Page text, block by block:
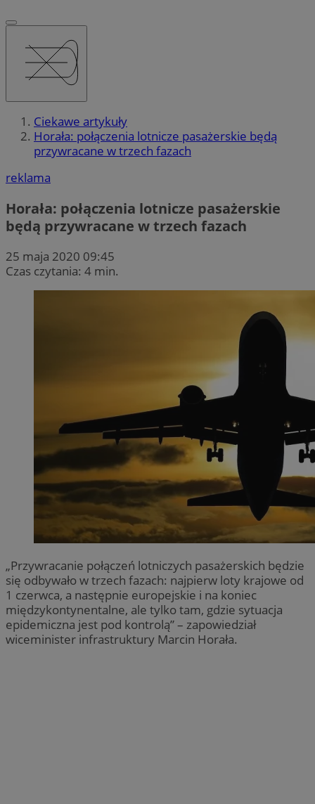
Ciekawe artykuły
Horała: połączenia lotnicze pasażerskie będą
przywracane w trzech fazach
reklama
Horała: połączenia lotnicze pasażerskie
będą przywracane w trzech fazach
25 maja 2020 09:45
Czas czytania: 4 min.
„Przywracanie połączeń lotniczych pasażerskich będzie
się odbywało w trzech fazach: najpierw loty krajowe od
1 czerwca, a następnie europejskie i na koniec
międzykontynentalne, ale tylko tam, gdzie sytuacja
epidemiczna jest pod kontrolą” – zapowiedział
wiceminister infrastruktury Marcin Horała.